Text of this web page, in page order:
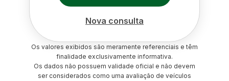
Nova consulta
Os valores exibidos são meramente referenciais e têm
finalidade exclusivamente informativa.
Os dados não possuem validade oficial e não devem
ser considerados como uma avaliação de veículos